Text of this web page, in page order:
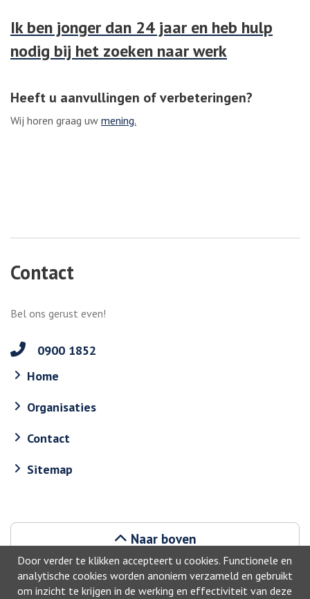
Door verder te klikken accepteert u cookies. Functionele en
analytische cookies worden anoniem verzameld en gebruikt
om inzicht te krijgen in de werking en effectiviteit van deze
Ik ben jonger dan 24 jaar en heb hulp
nodig bij het zoeken naar werk
Heeft u aanvullingen of verbeteringen?
Wij horen graag uw mening.
Contact
Bel ons gerust even!
0900 1852
Home
Organisaties
Contact
Sitemap
Naar boven